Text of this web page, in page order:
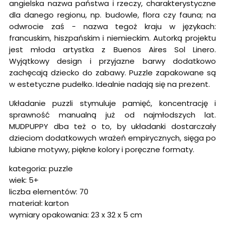
angielska nazwa państwa i rzeczy, charakterystyczne
dla danego regionu, np. budowle, flora czy fauna; na
odwrocie zaś - nazwa tegoż kraju w językach:
francuskim, hiszpańskim i niemieckim. Autorką projektu
jest młoda artystka z Buenos Aires Sol Linero.
Wyjątkowy design i przyjazne barwy dodatkowo
zachęcają dziecko do zabawy. Puzzle zapakowane są
w estetyczne pudełko. Idealnie nadają się na prezent.
Układanie puzzli stymuluje pamięć, koncentrację i
sprawność manualną już od najmłodszych lat.
MUDPUPPY dba też o to, by układanki dostarczały
dzieciom dodatkowych wrażeń empirycznych, sięga po
lubiane motywy, piękne kolory i poręczne formaty.
kategoria: puzzle
wiek: 5+
liczba elementów: 70
materiał: karton
wymiary opakowania: 23 x 32 x 5 cm